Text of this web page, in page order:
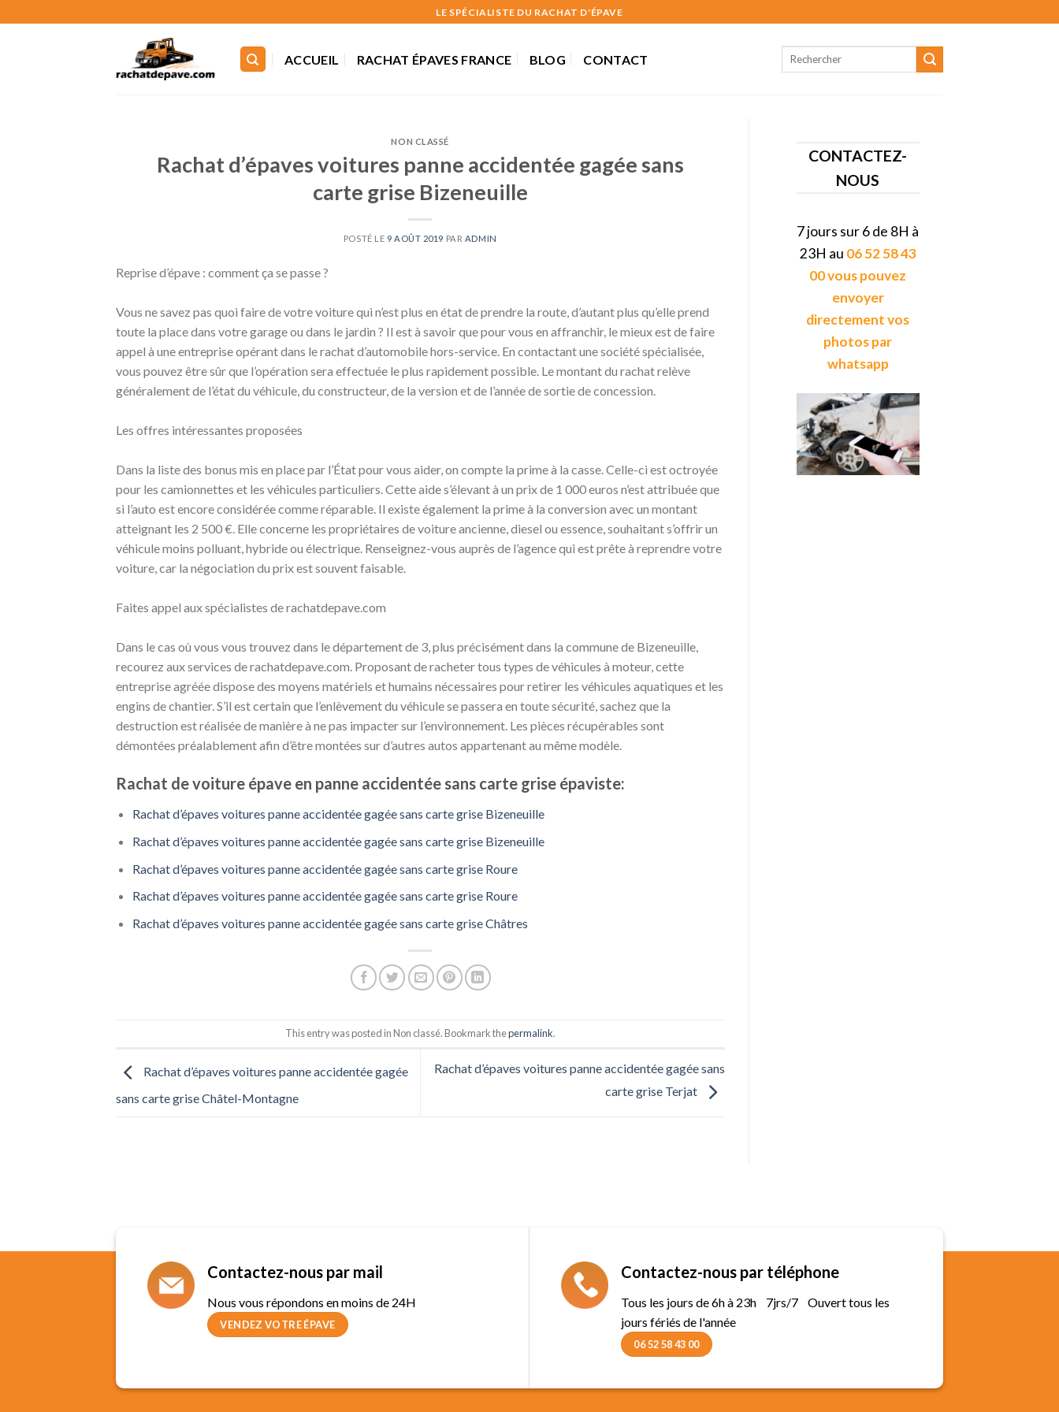
to
LE SPÉCIALISTE DU RACHAT D'ÉPAVE
ACCUEIL RACHAT ÉPAVES FRANCE BLOG CONTACT
NON CLASSÉ
Rachat d’épaves voitures panne accidentée gagée sans
carte grise Bizeneuille
POSTÉ LE 9 AOÛT 2019 PAR ADMIN
Reprise d’épave : comment ça se passe ?
Vous ne savez pas quoi faire de votre voiture qui n’est plus en état de prendre la route, d’autant plus qu’elle prend
toute la place dans votre garage ou dans le jardin ? Il est à savoir que pour vous en affranchir, le mieux est de faire
appel à une entreprise opérant dans le rachat d’automobile hors-service. En contactant une société spécialisée,
vous pouvez être sûr que l’opération sera effectuée le plus rapidement possible. Le montant du rachat relève
généralement de l’état du véhicule, du constructeur, de la version et de l’année de sortie de concession.
Les offres intéressantes proposées
Dans la liste des bonus mis en place par l’État pour vous aider, on compte la prime à la casse. Celle-ci est octroyée
pour les camionnettes et les véhicules particuliers. Cette aide s’élevant à un prix de 1 000 euros n’est attribuée que
si l’auto est encore considérée comme réparable. Il existe également la prime à la conversion avec un montant
atteignant les 2 500 €. Elle concerne les propriétaires de voiture ancienne, diesel ou essence, souhaitant s’offrir un
véhicule moins polluant, hybride ou électrique. Renseignez-vous auprès de l’agence qui est prête à reprendre votre
voiture, car la négociation du prix est souvent faisable.
Faites appel aux spécialistes de rachatdepave.com
Dans le cas où vous vous trouvez dans le département de 3, plus précisément dans la commune de Bizeneuille,
recourez aux services de rachatdepave.com. Proposant de racheter tous types de véhicules à moteur, cette
entreprise agréée dispose des moyens matériels et humains nécessaires pour retirer les véhicules aquatiques et les
engins de chantier. S’il est certain que l’enlèvement du véhicule se passera en toute sécurité, sachez que la
destruction est réalisée de manière à ne pas impacter sur l’environnement. Les pièces récupérables sont
démontées préalablement afin d’être montées sur d’autres autos appartenant au même modèle.
Rachat de voiture épave en panne accidentée sans carte grise épaviste:
Rachat d’épaves voitures panne accidentée gagée sans carte grise Bizeneuille
Rachat d’épaves voitures panne accidentée gagée sans carte grise Bizeneuille
Rachat d’épaves voitures panne accidentée gagée sans carte grise Roure
Rachat d’épaves voitures panne accidentée gagée sans carte grise Roure
Rachat d’épaves voitures panne accidentée gagée sans carte grise Châtres
This entry was posted in Non classé. Bookmark thepermalink.
Rachat d’épaves voitures panne accidentée gagée
sans carte grise Châtel-Montagne
Rachat d’épaves voitures panne accidentée gagée sans
carte grise Terjat
CONTACTEZ-
NOUS
7 jours sur 6 de 8H à
23H au 06 52 58 43
00 vous pouvez
envoyer
directement vos
photos par
whatsapp
Contactez-nous par mail
Nous vous répondons en moins de 24H
VENDEZ VOTRE ÉPAVE
Contactez-nous par téléphone
Tous les jours de 6h à 23h 7jrs/7 Ouvert tous les
jours fériés de l'année
06 52 58 43 00